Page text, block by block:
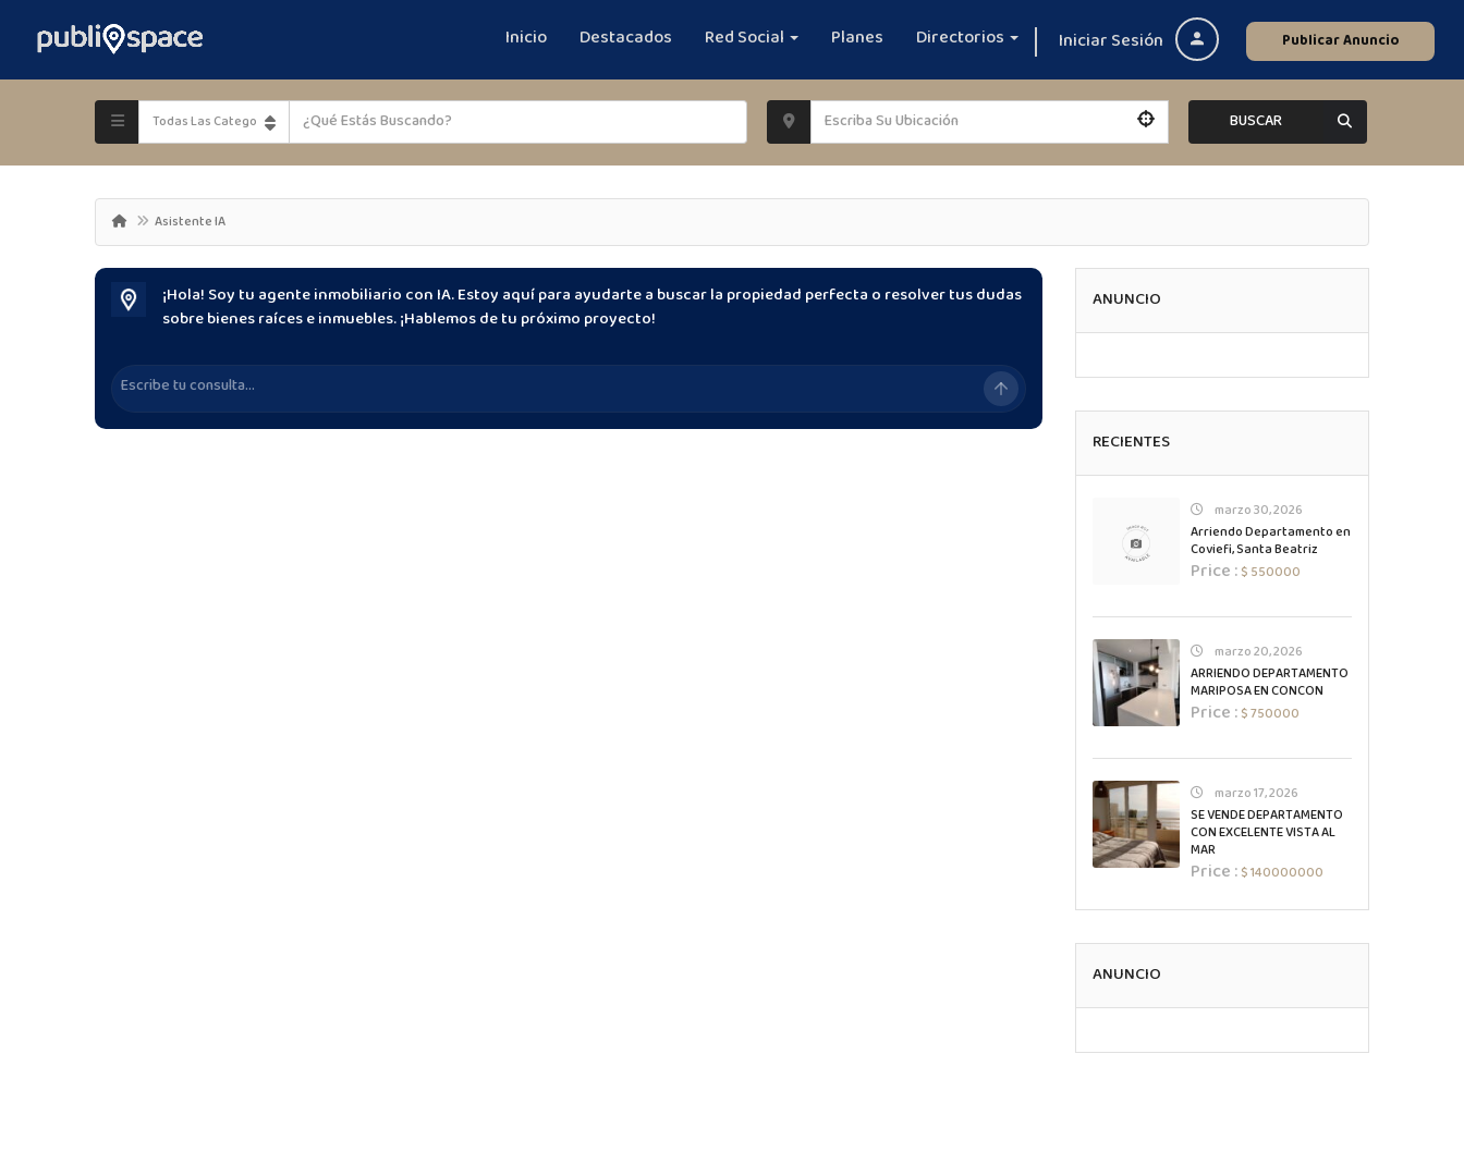
Iniciar Sesión Publicar Anuncio
Inicio Destacados Red Social Planes Directorios
BUSCAR
Asistente IA
¡Hola! Soy tu agente inmobiliario con IA. Estoy aquí para ayudarte a buscar la propiedad perfecta o resolver tus dudas
sobre bienes raíces e inmuebles. ¡Hablemos de tu próximo proyecto!
ANUNCIO
RECIENTES
marzo 30, 2026
Arriendo Departamento en
Coviefi, Santa Beatriz
Price :$ 550000
marzo 20, 2026
ARRIENDO DEPARTAMENTO
MARIPOSA EN CONCON
Price :$ 750000
marzo 17, 2026
SE VENDE DEPARTAMENTO
CON EXCELENTE VISTA AL
MAR
Price :$ 140000000
ANUNCIO